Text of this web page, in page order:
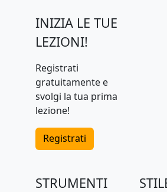
INIZIA LE TUE
LEZIONI!
Registrati
gratuitamente e
svolgi la tua prima
lezione!
Registrati
STRUMENTI